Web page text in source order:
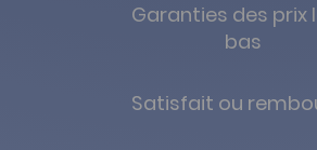
Garanties des prix
bas
Satisfait ou